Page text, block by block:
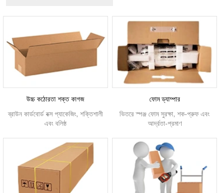
উচ্চ কঠোরতা শক্ত কাগজ
ব্রাউন কার্ডবোর্ড বক্স প্যাকেজিং, শক্তিশালী
এবং বলিষ্ঠ
ফোম ড্যাম্পার
ভিতরে স্পঞ্জ ফোম সুরক্ষা, শক-প্রুফ এবং
আর্দ্রতা-প্রমাণ